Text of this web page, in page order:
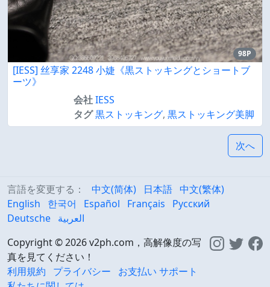
98P
[IESS] 丝享家 2248 小婕《黒ストッキングとショートブ
ーツ》
会社IESS
タグ黒ストッキング, 黒ストッキング美脚
次へ
言語を変更する： 中文(简体) 日本語 中文(繁体)
English
한국어 Español Français
Русский
Deutsche العربية
Copyright © 2026 v2ph.com，高解像度の写
真を見てください！
利用規約
プライバシー
お支払い サポート